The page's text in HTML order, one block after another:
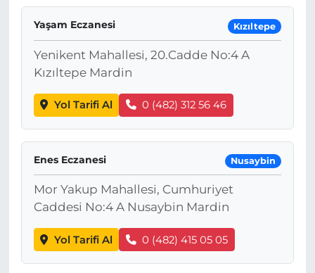
Yaşam Eczanesi Kızıltepe
Yenikent Mahallesi, 20.Cadde No:4 A
Kızıltepe Mardin
Yol Tarifi Al 0 (482) 312 56 46
Enes Eczanesi Nusaybin
Mor Yakup Mahallesi, Cumhuriyet
Caddesi No:4 A Nusaybin Mardin
Yol Tarifi Al 0 (482) 415 05 05